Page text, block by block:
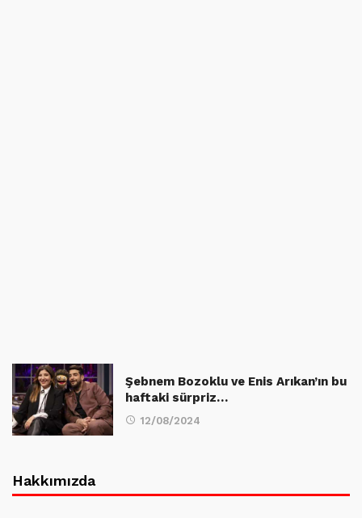
Şebnem Bozoklu ve Enis Arıkan’ın bu
haftaki sürpriz…
12/08/2024
Hakkımızda